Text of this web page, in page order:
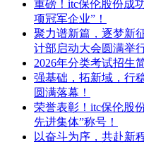
重磅！itc保伦股份成
项冠军企业”！
聚力谱新篇，逐梦新
计部启动大会圆满举
2026年分类考试招生
强基础，拓新域，行
圆满落幕！
荣誉表彰！itc保伦股
先进集体”称号！
以奋斗为序，共赴新